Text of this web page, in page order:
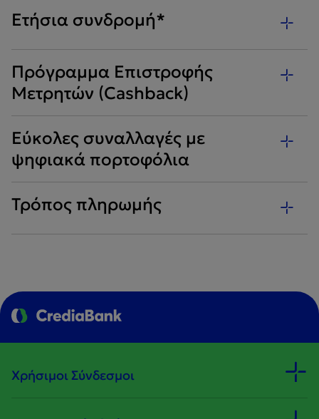
Ετήσια συνδρομή*
Πρόγραμμα Επιστροφής
Μετρητών (Cashback)
Εύκολες συναλλαγές με
ψηφιακά πορτοφόλια
Τρόπος πληρωμής
Χρήσιμοι Σύνδεσμοι